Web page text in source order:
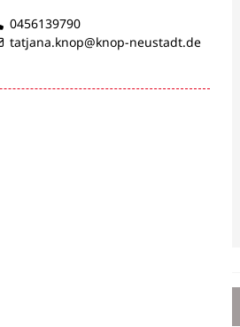
0456139790
tatjana.knop@knop-neustadt.de